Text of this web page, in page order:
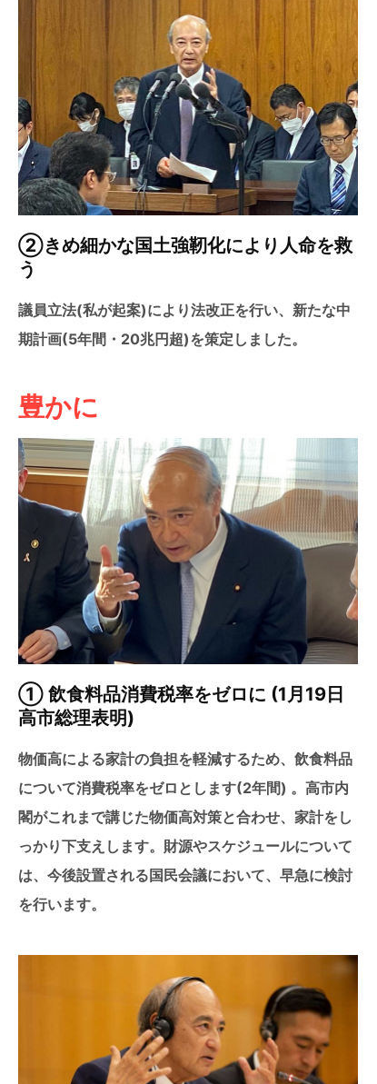
②きめ細かな国土強靭化により人命を救
う
議員立法(私が起案)により法改正を行い、新たな中
期計画(5年間・20兆円超)を策定しました。
豊かに
① 飲食料品消費税率をゼロに (1月19日
高市総理表明)
物価高による家計の負担を軽減するため、飲食料品
について消費税率をゼロとします(2年間) 。高市内
閣がこれまで講じた物価高対策と合わせ、家計をし
っかり下支えします。財源やスケジュールについて
は、今後設置される国民会議において、早急に検討
を行います。